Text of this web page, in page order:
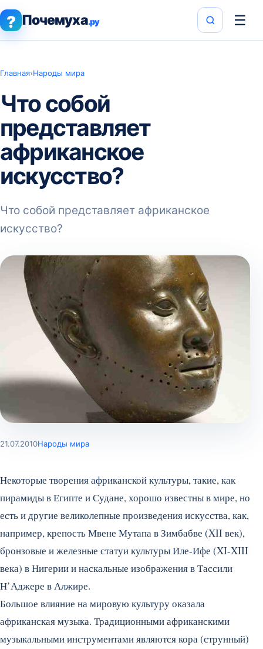
? Почемуха.ру ☰
Главная›Народы мира
Что собой
представляет
африканское
искусство?
Что собой представляет африканское
искусство?
21.07.2010Народы мира
Некоторые творения африканской культуры, такие, как
пирамиды в Египте и Судане, хорошо известны в мире, но
есть и другие великолепные произведения искусства, как,
например, крепость Мвене Мутапа в Зимбабве (XII век),
бронзовые и железные статуи культуры Иле-Ифе (XI-XIII
века) в Нигерии и наскальные изображения в Тассили
Н’Аджере в Алжире.
Большое влияние на мировую культуру оказала
африканская музыка. Традиционными африканскими
музыкальными инструментами являются кора (струнный)